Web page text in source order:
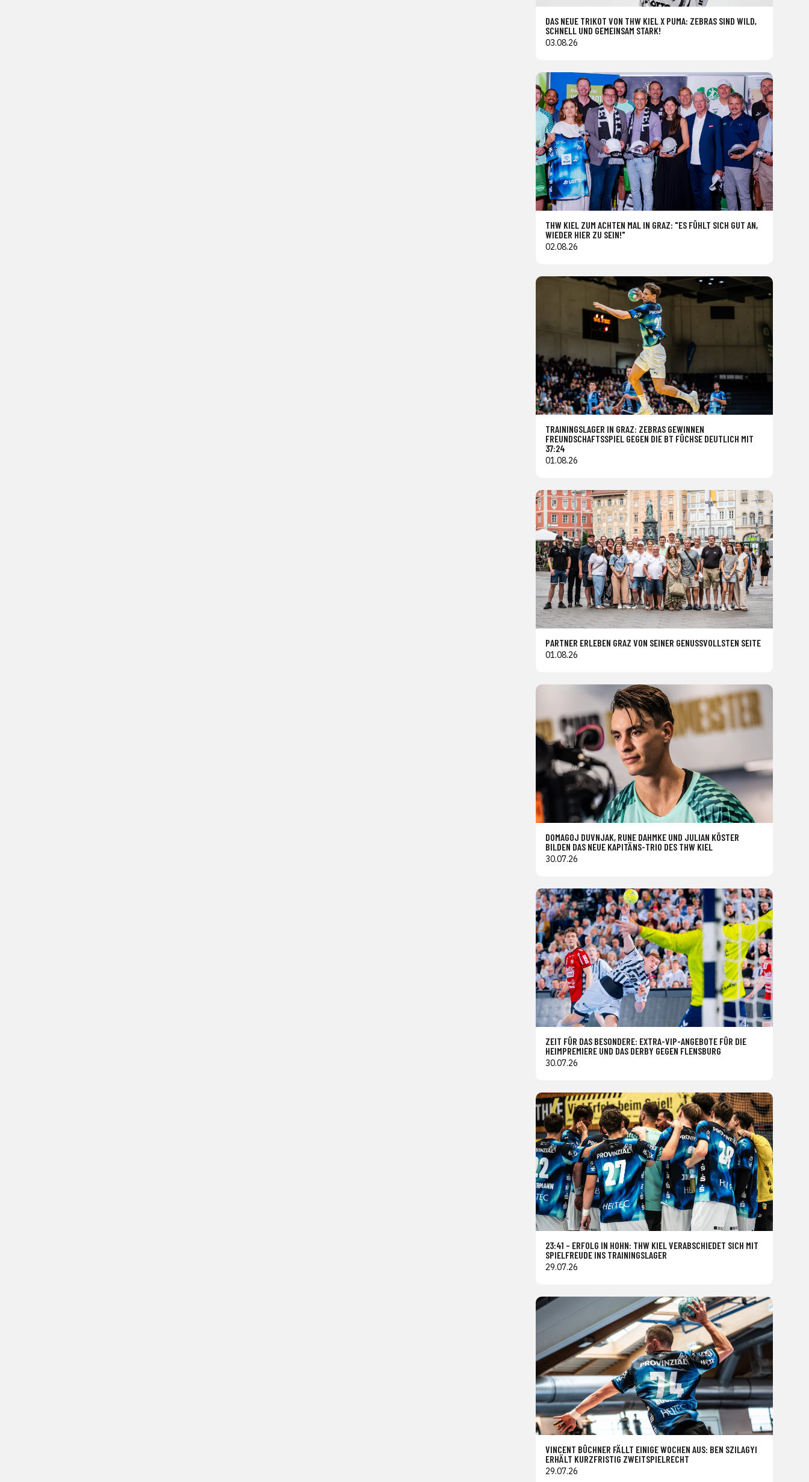
DAS NEUE TRIKOT VON THW KIEL X PUMA: ZEBRAS SIND WILD,
SCHNELL UND GEMEINSAM STARK!
03.08.26
THW KIEL ZUM ACHTEN MAL IN GRAZ: "ES FÜHLT SICH GUT AN,
WIEDER HIER ZU SEIN!"
02.08.26
TRAININGSLAGER IN GRAZ: ZEBRAS GEWINNEN
FREUNDSCHAFTSSPIEL GEGEN DIE BT FÜCHSE DEUTLICH MIT
37:24
01.08.26
PARTNER ERLEBEN GRAZ VON SEINER GENUSSVOLLSTEN SEITE
01.08.26
DOMAGOJ DUVNJAK, RUNE DAHMKE UND JULIAN KÖSTER
BILDEN DAS NEUE KAPITÄNS-TRIO DES THW KIEL
30.07.26
ZEIT FÜR DAS BESONDERE: EXTRA-VIP-ANGEBOTE FÜR DIE
HEIMPREMIERE UND DAS DERBY GEGEN FLENSBURG
30.07.26
23:41 – ERFOLG IN HOHN: THW KIEL VERABSCHIEDET SICH MIT
SPIELFREUDE INS TRAININGSLAGER
29.07.26
VINCENT BÜCHNER FÄLLT EINIGE WOCHEN AUS: BEN SZILAGYI
ERHÄLT KURZFRISTIG ZWEITSPIELRECHT
29.07.26